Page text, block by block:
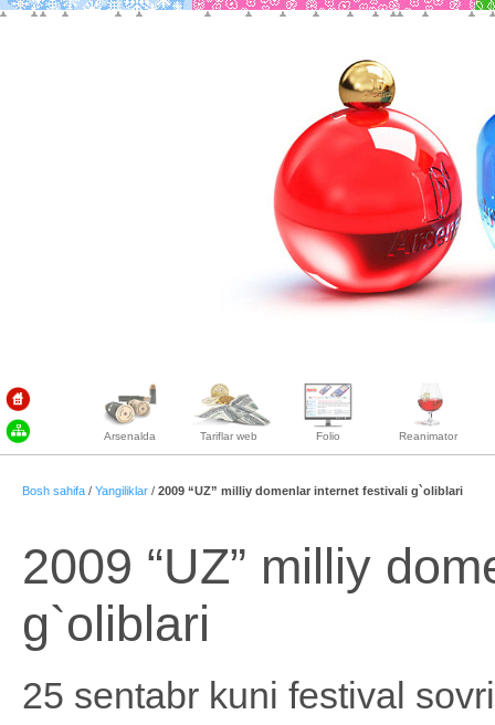
Arsenalda Tariflar web Folio Reanimator
Bosh sahifa / Yangiliklar / 2009 “UZ” milliy domenlar internet festivali g`oliblari
2009 “UZ” milliy
g`oliblari
25 sentabr kuni festival